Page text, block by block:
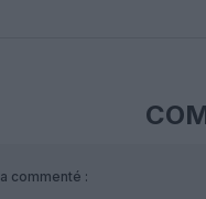
a commenté :